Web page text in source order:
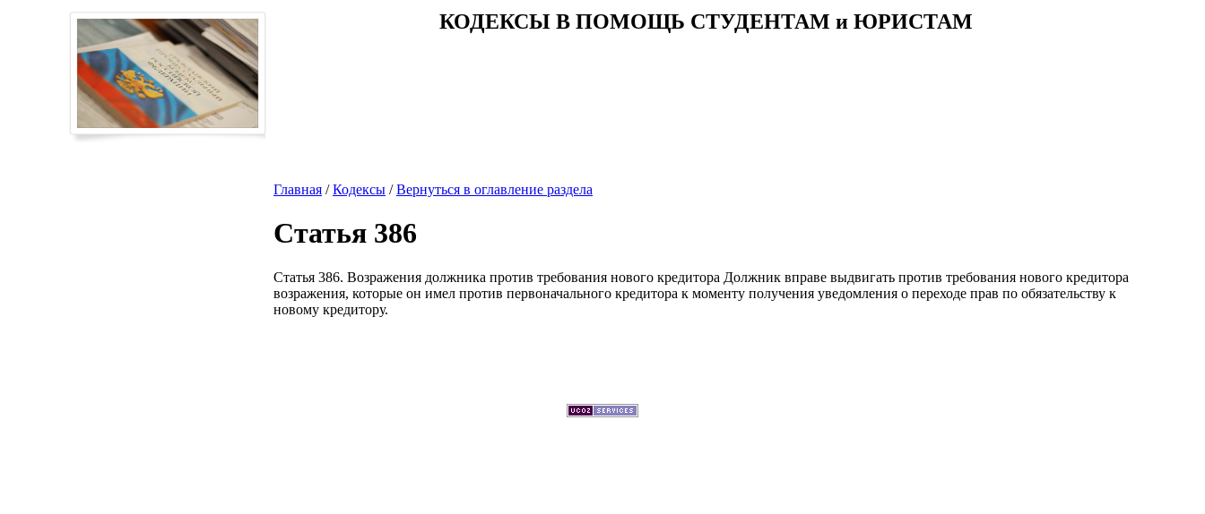
КОДЕКСЫ В ПОМОЩЬ СТУДЕНТАМ и ЮРИСТАМ
Главная /Кодексы /Вернуться в оглавление раздела
Статья 386
Статья 386. Возражения должника против требования нового кредитора Должник вправе выдвигать против требования нового кредитора
возражения, которые он имел против первоначального кредитора к моменту получения уведомления о переходе прав по обязательству к
новому кредитору.